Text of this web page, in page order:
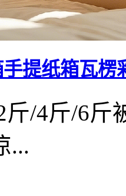
提纸箱瓦楞
/4斤/6斤
...